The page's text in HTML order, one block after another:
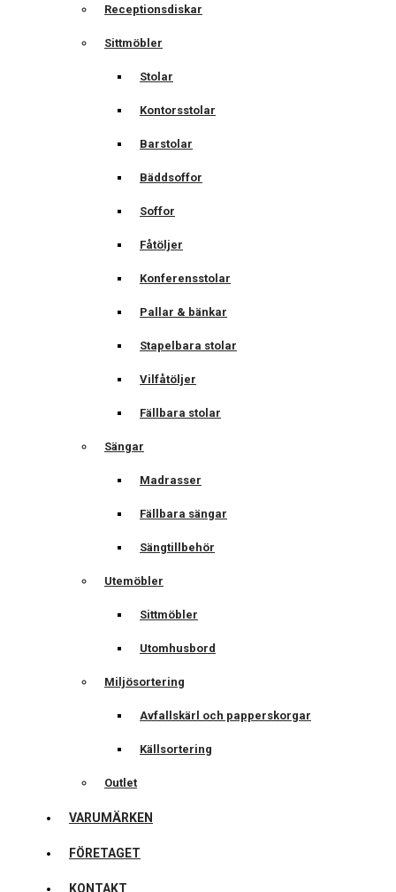
Receptionsdiskar
Sittmöbler
Stolar
Kontorsstolar
Barstolar
Bäddsoffor
Soffor
Fåtöljer
Konferensstolar
Pallar & bänkar
Stapelbara stolar
Vilfåtöljer
Fällbara stolar
Sängar
Madrasser
Fällbara sängar
Sängtillbehör
Utemöbler
Sittmöbler
Utomhusbord
Miljösortering
Avfallskärl och papperskorgar
Källsortering
Outlet
VARUMÄRKEN
FÖRETAGET
KONTAKT